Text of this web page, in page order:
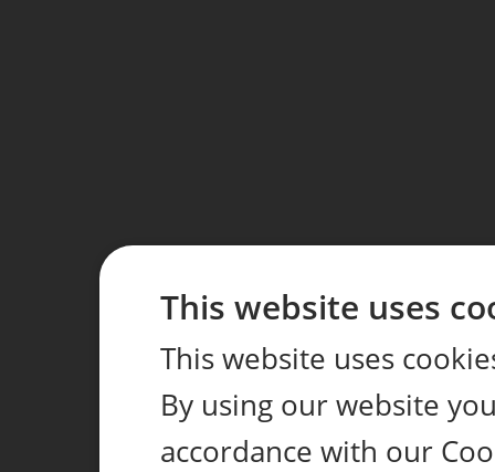
This website uses
This website uses
By using our website
accordance with our